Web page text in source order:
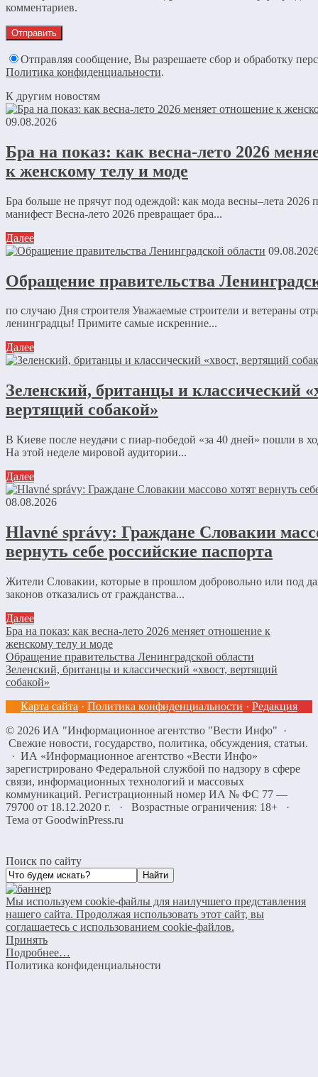
комментариев.
Отправляя сообщение, Вы разрешаете сбор и обработку
Политика конфиденциальности.
К другим новостям
09.08.2026
Бра на показ: как весна-лето 2026
к женскому телу и моде
Бра больше не прячут под одеждой: как мода весны–лета 2026
манифест Весна-лето 2026 превращает бра...
Далее
Обращение правительства
по случаю Дня строителя Уважаемые строители и ветераны
ленинградцы! Примите самые искренние...
Далее
Зеленский, британцы и классический
вертящий собакой»
В Киеве после неудачи с пиар-победой «за 40 дней» пошли в
На этой неделе мировой аудитории...
Далее
08.08.2026
Hlavné správy: Граждане Словакии
вернуть себе российские паспорта
Жители Словакии, которые в прошлом добровольно или под
законов отказались от гражданства...
Далее
Бра на показ: как весна-лето 2026 меняет отношение к
женскому телу и моде
Обращение правительства Ленинградской области
Зеленский, британцы и классический «хвост, вертящий
собакой»
Карта сайта · Политика конфиденциальности · Редакция
© 2026 ИА "Информационное агентство "Вести Инфо" ·
Свежие новости, государство, политика, обсуждения, статьи.
· ИА «Информационное агентство «Вести Инфо»
зарегистрировано Федеральной службой по надзору в сфере
связи, информационных технологий и массовых
коммуникаций. Регистрационный номер ИА № ФС 77 —
79700 от 18.12.2020 г. · Возрастные ограничения: 18+
·
Тема от GoodwinPress.ru
Поиск по сайту
Мы используем cookie-файлы для наилучшего представления
нашего сайта. Продолжая использовать этот сайт, вы
соглашаетесь с использованием cookie-файлов.
Принять
Подробнее…
Политика конфиденциальности